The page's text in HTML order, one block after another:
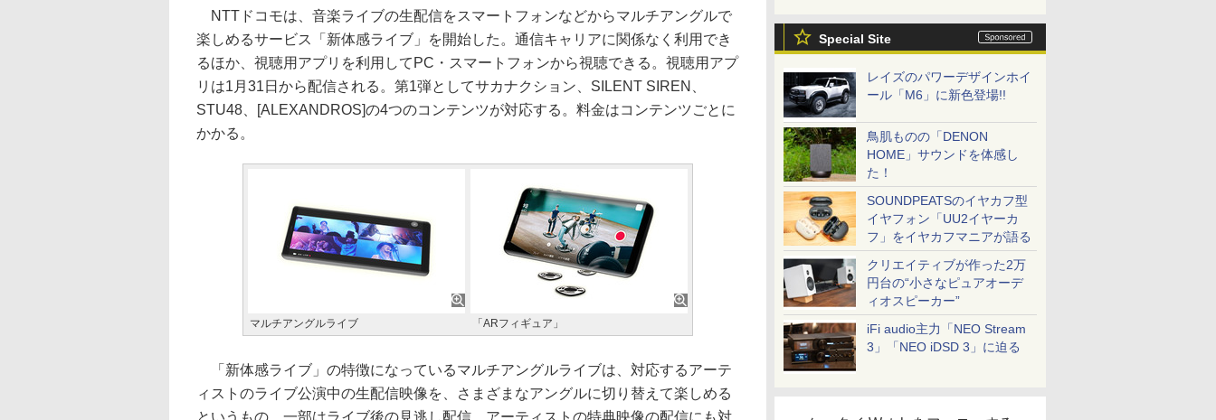
Special Site
レイズのパワーデザインホイ
ール「M6」に新色登場!!
鳥肌ものの「DENON
HOME」サウンドを体感し
た！
SOUNDPEATSのイヤカフ型
イヤフォン「UU2イヤーカ
フ」をイヤカフマニアが語る
クリエイティブが作った2万
円台の“小さなピュアオーデ
ィオスピーカー”
iFi audio主力「NEO Stream
3」「NEO iDSD 3」に迫る
NTTドコモは、音楽ライブの生配信をスマートフォンなどからマルチアングルで
楽しめるサービス「新体感ライブ」を開始した。通信キャリアに関係なく利用でき
るほか、視聴用アプリを利用してPC・スマートフォンから視聴できる。視聴用アプ
リは1月31日から配信される。第1弾としてサカナクション、SILENT SIREN、
STU48、[ALEXANDROS]の4つのコンテンツが対応する。料金はコンテンツごとに
かかる。
マルチアングルライブ 「ARフィギュア」
「新体感ライブ」の特徴になっているマルチアングルライブは、対応するアーテ
ィストのライブ公演中の生配信映像を、さまざまなアングルに切り替えて楽しめる
というもの。一部はライブ後の見逃し配信、アーティストの特典映像の配信にも対